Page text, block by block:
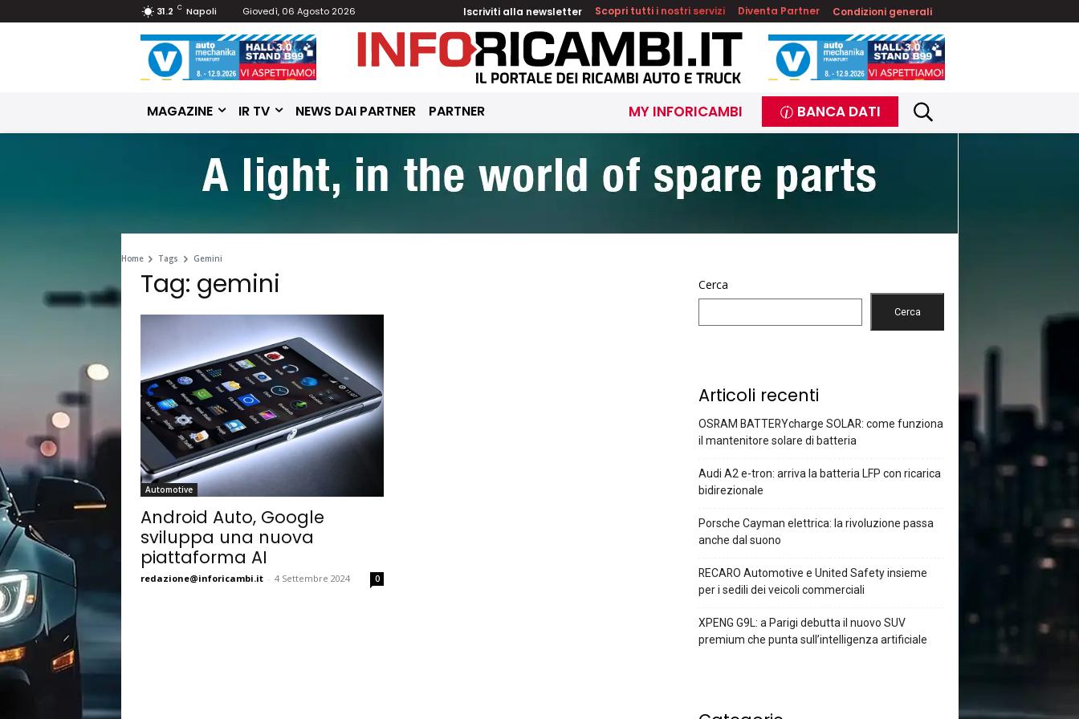
31.2 C Napoli Giovedì, 06 Agosto 2026 Iscriviti alla newsletter Scopri tutti i nostri servizi Diventa Partner Condizioni generali
MAGAZINE IR TV NEWS DAI PARTNER PARTNER MY INFORICAMBI BANCA DATI
Home Tags Gemini
Tag: gemini
Automotive
Android Auto, Google
sviluppa una nuova
piattaforma AI
redazione@inforicambi.it - 4 Settembre 2024 0
Cerca
Cerca
Articoli recenti
OSRAM BATTERYcharge SOLAR: come funziona
il mantenitore solare di batteria
Audi A2 e-tron: arriva la batteria LFP con ricarica
bidirezionale
Porsche Cayman elettrica: la rivoluzione passa
anche dal suono
RECARO Automotive e United Safety insieme
per i sedili dei veicoli commerciali
XPENG G9L: a Parigi debutta il nuovo SUV
premium che punta sull’intelligenza artificiale